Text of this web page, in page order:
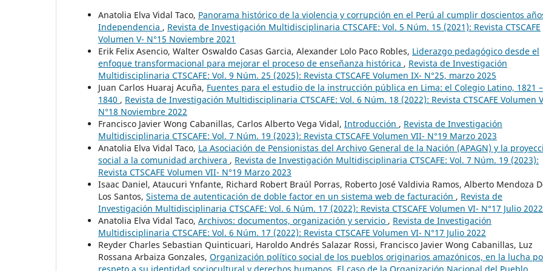
Anatolia Elva Vidal Taco, Panorama histórico de la violencia y corrupción en el Perú al cumplir doscientos
Independencia , Revista de Investigación Multidisciplinaria CTSCAFE: Vol. 5 Núm. 15 (2021): Revista CTSCAFE
Volumen V- N°15 Noviembre 2021
Erik Felix Asencio, Walter Oswaldo Casas Garcia, Alexander Lolo Paco Robles, Liderazgo pedagógico desde el
enfoque transformacional para mejorar el proceso de enseñanza histórica , Revista de Investigación
Multidisciplinaria CTSCAFE: Vol. 9 Núm. 25 (2025): Revista CTSCAFE Volumen IX- N°25, marzo 2025
Juan Carlos Huaraj Acuña, Fuentes para el estudio de la instrucción pública en Lima: el Colegio Latino, 1821 –
1840 , Revista de Investigación Multidisciplinaria CTSCAFE: Vol. 6 Núm. 18 (2022): Revista CTSCAFE Volumen
N°18 Noviembre 2022
Francisco Javier Wong Cabanillas, Carlos Alberto Vega Vidal, Introducción , Revista de Investigación
Multidisciplinaria CTSCAFE: Vol. 7 Núm. 19 (2023): Revista CTSCAFE Volumen VII- N°19 Marzo 2023
Anatolia Elva Vidal Taco, La Asociación de Pensionistas del Archivo General de la Nación (APAGN) y la
social a la comunidad archivera , Revista de Investigación Multidisciplinaria CTSCAFE: Vol. 7 Núm. 19 (2023):
Revista CTSCAFE Volumen VII- N°19 Marzo 2023
Isaac Daniel, Ataucuri Ynfante, Richard Robert Braúl Porras, Roberto José Valdivia Ramos, Alberto Mendoza
Los Santos, Sistema de autenticación de doble factor en un sistema web de facturación , Revista de
Investigación Multidisciplinaria CTSCAFE: Vol. 6 Núm. 17 (2022): Revista CTSCAFE Volumen VI- N°17 Julio 2022
Anatolia Elva Vidal Taco, Archivos: documentos, organización y servicio , Revista de Investigación
Multidisciplinaria CTSCAFE: Vol. 6 Núm. 17 (2022): Revista CTSCAFE Volumen VI- N°17 Julio 2022
Reyder Charles Sebastian Quinticuari, Haroldo Andrés Salazar Rossi, Francisco Javier Wong Cabanillas, Luz
Rossana Arbaiza Gonzales, Organización político social de los pueblos originarios amazónicos, en la lucha